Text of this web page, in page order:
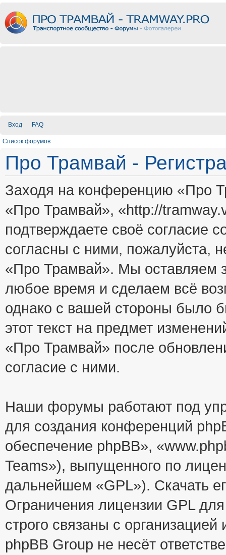
Вход FAQ
Список форумов
Про Трамвай -
Заходя на конференцию «Про
«Про Трамвай», «http://
подтверждаете своё
согласны с ними, пожалуйста,
«Про Трамвай». Мы оставляем
любое время и сделаем всё
однако с вашей стороны было
этот текст на предмет
«Про Трамвай» после
согласие с ними.
Наши форумы работают под
для создания конференций
обеспечение phpBB»,
Teams»), выпущенного по
дальнейшем «GPL»). Скачать
Ограничения лицензии GPL
строго связаны с
phpBB Group не несёт